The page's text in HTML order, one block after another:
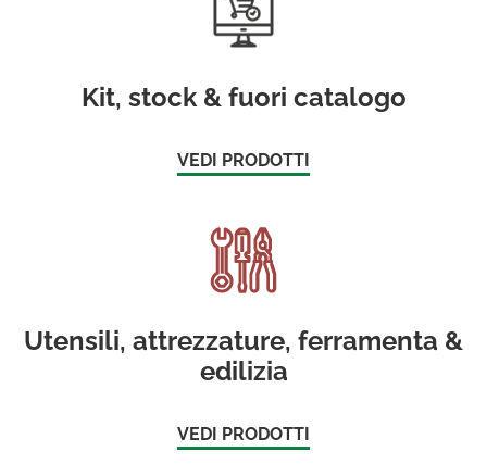
Kit, stock & fuori catalogo
VEDI PRODOTTI
Utensili, attrezzature, ferramenta &
edilizia
VEDI PRODOTTI